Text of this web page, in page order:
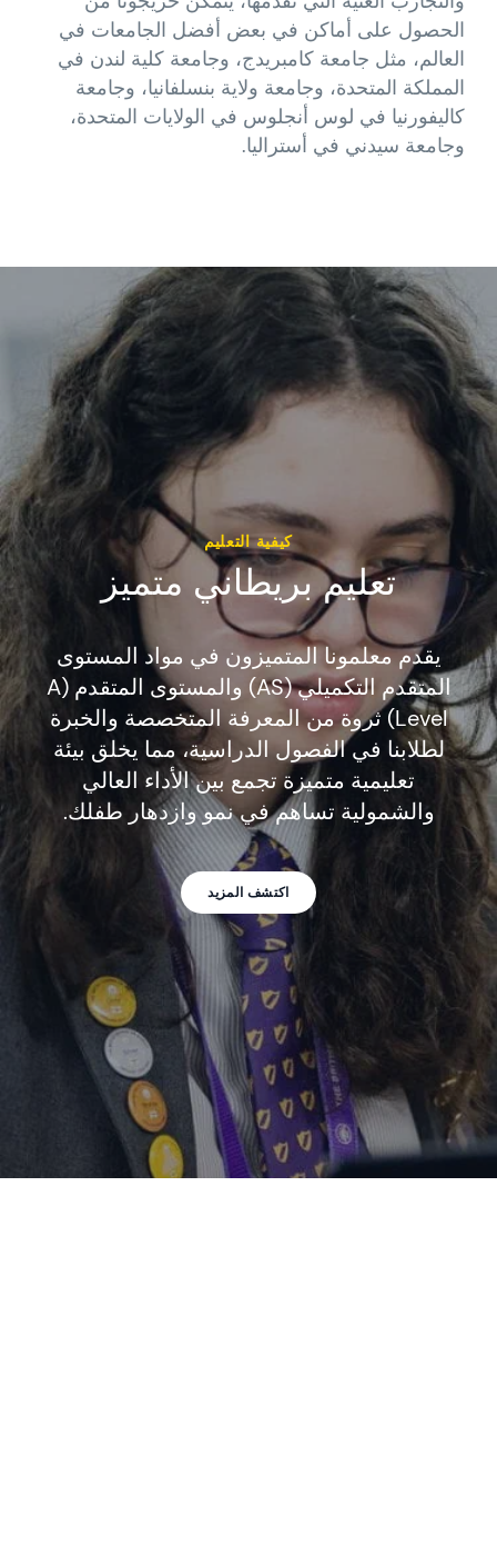
الحصول على أماكن في بعض أفضل الجامعات في
العالم، مثل جامعة كامبريدج، وجامعة كلية لندن في
المملكة المتحدة، وجامعة ولاية بنسلفانيا، وجامعة
كاليفورنيا في لوس أنجلوس في الولايات المتحدة،
وجامعة سيدني في أستراليا.
كيفية التعليم
تعليم بريطاني متميز
يقدم معلمونا المتميزون في مواد المستوى
المتقدم التكميلي (AS) والمستوى المتقدم (A
Level) ثروة من المعرفة المتخصصة والخبرة
لطلابنا في الفصول الدراسية، مما يخلق بيئة
تعليمية متميزة تجمع بين الأداء العالي
والشمولية تساهم في نمو وازدهار طفلك.
اكتشف المزيد